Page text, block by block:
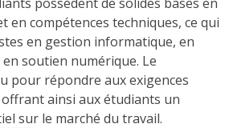
en compétences techniques, ce qui
en gestion informatique, en
soutien numérique. Le
pour répondre aux exigences
ainsi aux étudiants un
sur le marché du travail.